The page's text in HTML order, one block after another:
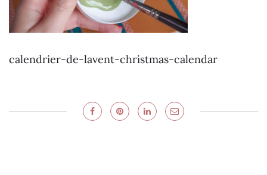
calendrier-de-lavent-christmas-calendar